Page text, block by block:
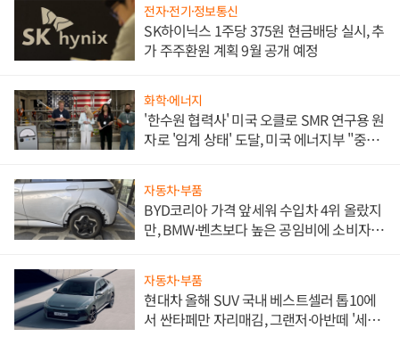
전자·전기·정보통신
SK하이닉스 1주당 375원 현금배당 실시, 추
가 주주환원 계획 9월 공개 예정
화학·에너지
'한수원 협력사' 미국 오클로 SMR 연구용 원
자로 '임계 상태' 도달, 미국 에너지부 "중요
자동차·부품
BYD코리아 가격 앞세워 수입차 4위 올랐지
만, BMW·벤츠보다 높은 공임비에 소비자
자동차·부품
현대차 올해 SUV 국내 베스트셀러 톱10에
서 싼타페만 자리매김, 그랜저·아반떼 '세단